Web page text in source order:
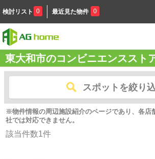
検討リスト 0 最近見た物件 0
東大和市のコンビニエンススト
スポットを絞り
※物件情報の周辺施設紹介のページであり、各店
社では対応できません。
該当件数1件